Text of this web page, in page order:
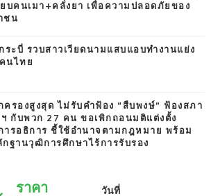
บคนเมา+คลั่งยา เพื่อความปลอดภัยของ
ชน
ระบี่ รวบสาวเวียดนามแสบแอบทำงานแย่ง
นไทย
ครองสูงสุด ไม่รับคำฟ้อง “สืบพงษ์” ฟ้องสภา
กับพวก 27 คน ขอเพิกถอนมติแต่งตั้ง
ารอธิการ ชี้ใช้อำนาจตามกฎหมาย พร้อม
กฐานวุฒิการศึกษาไร้การรับรอง